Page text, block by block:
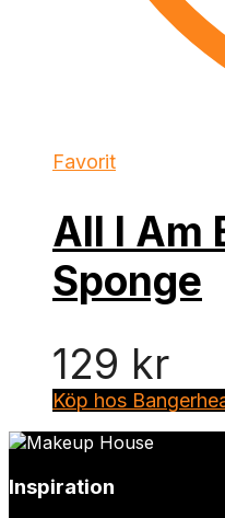
Favorit
All I Am
Sponge
129 kr
Köp hos
Inspiration